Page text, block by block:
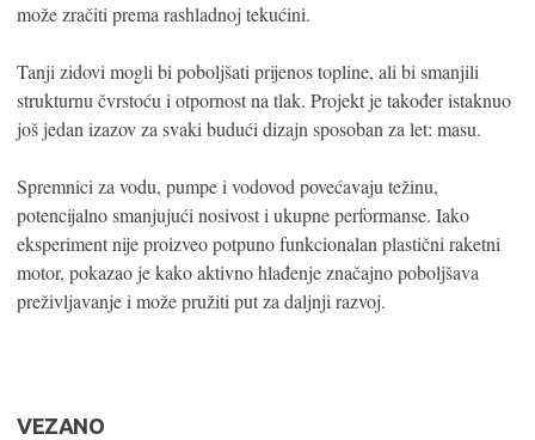
može zračiti prema rashladnoj tekućini.
Tanji zidovi mogli bi poboljšati prijenos topline, ali bi smanjili
strukturnu čvrstoću i otpornost na tlak. Projekt je također istaknuo
još jedan izazov za svaki budući dizajn sposoban za let: masu.
Spremnici za vodu, pumpe i vodovod povećavaju težinu,
potencijalno smanjujući nosivost i ukupne performanse. Iako
eksperiment nije proizveo potpuno funkcionalan plastični raketni
motor, pokazao je kako aktivno hlađenje značajno poboljšava
preživljavanje i može pružiti put za daljnji razvoj.
VEZANO